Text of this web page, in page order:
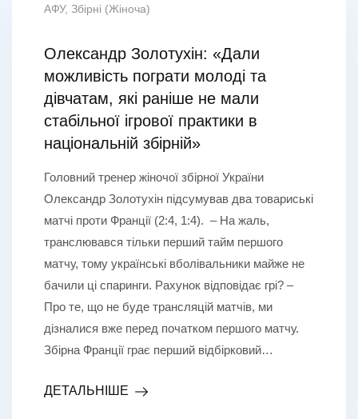
АФУ, Збірні (Жіноча)
Олександр Золотухін: «Дали
можливість пограти молоді та
дівчатам, які раніше не мали
стабільної ігрової практики в
національній збірній»
Головний тренер жіночої збірної України
Олександр Золотухін підсумував два товариські
матчі проти Франції (2:4, 1:4). – На жаль,
транслювався тільки перший тайм першого
матчу, тому українські вболівальники майже не
бачили ці спаринги. Рахунок відповідає грі? –
Про те, що не буде трансляцій матчів, ми
дізналися вже перед початком першого матчу.
Збірна Франції грає перший відбірковий…
ДЕТАЛЬНІШЕ